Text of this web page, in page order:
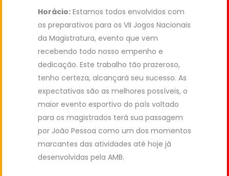
Horácio: Estamos todos envolvidos com
os preparativos para os VII Jogos Nacionais
da Magistratura, evento que vem
recebendo todo nosso empenho e
dedicação. Este trabalho tão prazeroso,
tenho certeza, alcançará seu sucesso. As
expectativas são as melhores possíveis, o
maior evento esportivo do país voltado
para os magistrados terá sua passagem
por João Pessoa como um dos momentos
marcantes das atividades até hoje já
desenvolvidas pela AMB.